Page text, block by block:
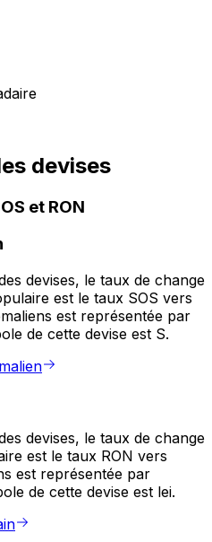
devises
et RON
devises, le taux de change
est le taux SOS vers
est représentée par
de cette devise est S.
devises, le taux de change
est le taux RON vers
est représentée par
de cette devise est lei.